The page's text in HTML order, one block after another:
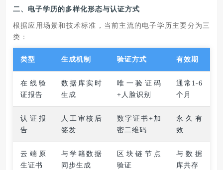
二、电子学历的多样化形态与认证方式
根据应用场景和技术标准，当前主流的电子学历主要分为三
类：
类型 生成机制 验证方式 有效期
在线验
证报告
数据库实时
生成
唯一验证码
+人脸识别
通常1-6
个月
认证报
告
人工审核后
签发
数字证书+加
密二维码
永久有
效
云端原
生证书
与学籍数据
同步生成
区块链节点
验证
与数据
库共存